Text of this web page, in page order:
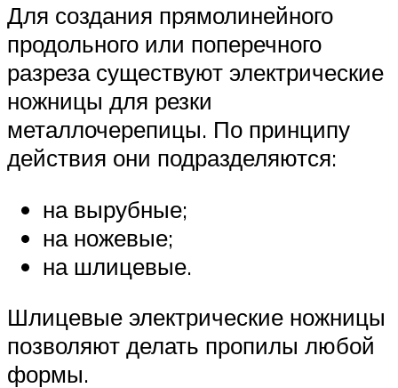
Для создания прямолинейного
продольного или поперечного
разреза существуют электрические
ножницы для резки
металлочерепицы. По принципу
действия они подразделяются:
на вырубные;
на ножевые;
на шлицевые.
Шлицевые электрические ножницы
позволяют делать пропилы любой
формы.